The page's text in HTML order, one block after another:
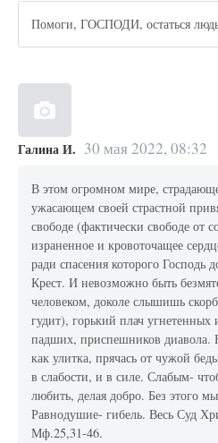
Помоги, ГОСПОДИ, остаться
Галина И. 30 мая 2022, 08:32
В этом огромном мире,
ужасающем своей страстной
свободе (фактически свободе от
израненное и кровоточащее
ради спасения которого Господь
Крест. И невозможно быть
человеком, доколе слышишь
гудит), горький плач
падших, приспешников диавола.
как улитка, прячась от чужой
в слабости, и в силе. Слабым-
любить, делая добро. Без этого
Равнодушие- гибель. Весь Суд
Мф.25,31-46.